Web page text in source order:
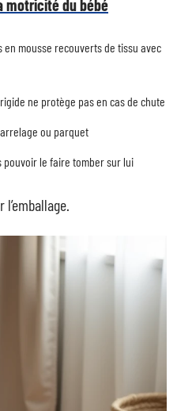
motricité du bébé
en mousse recouverts de tissu avec
ne protège pas en cas de chute
ou parquet
pouvoir le faire tomber sur lui